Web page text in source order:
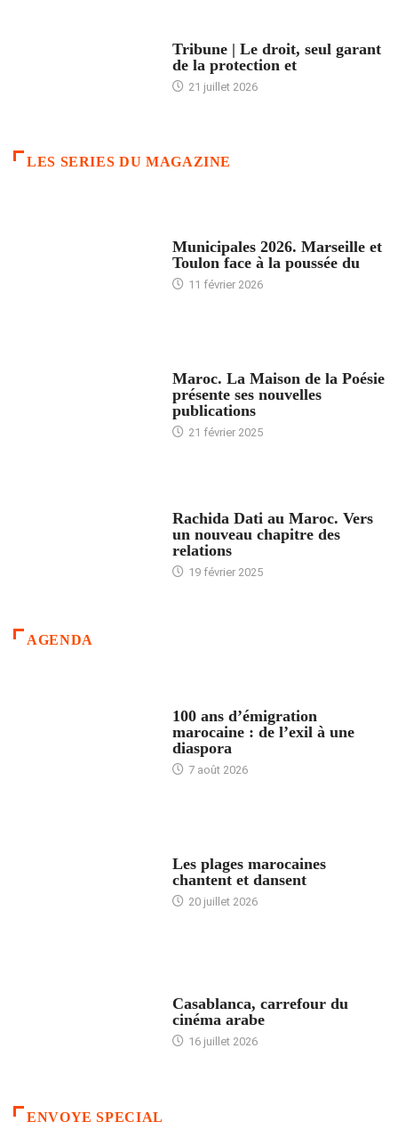
Tribune | Le droit, seul garant
de la protection et
21 juillet 2026
LES SERIES DU MAGAZINE
Municipales 2026. Marseille et
Toulon face à la poussée du
11 février 2026
Maroc. La Maison de la Poésie
présente ses nouvelles
publications
21 février 2025
Rachida Dati au Maroc. Vers
un nouveau chapitre des
relations
19 février 2025
AGENDA
100 ans d’émigration
marocaine : de l’exil à une
diaspora
7 août 2026
Les plages marocaines
chantent et dansent
20 juillet 2026
Casablanca, carrefour du
cinéma arabe
16 juillet 2026
ENVOYE SPECIAL